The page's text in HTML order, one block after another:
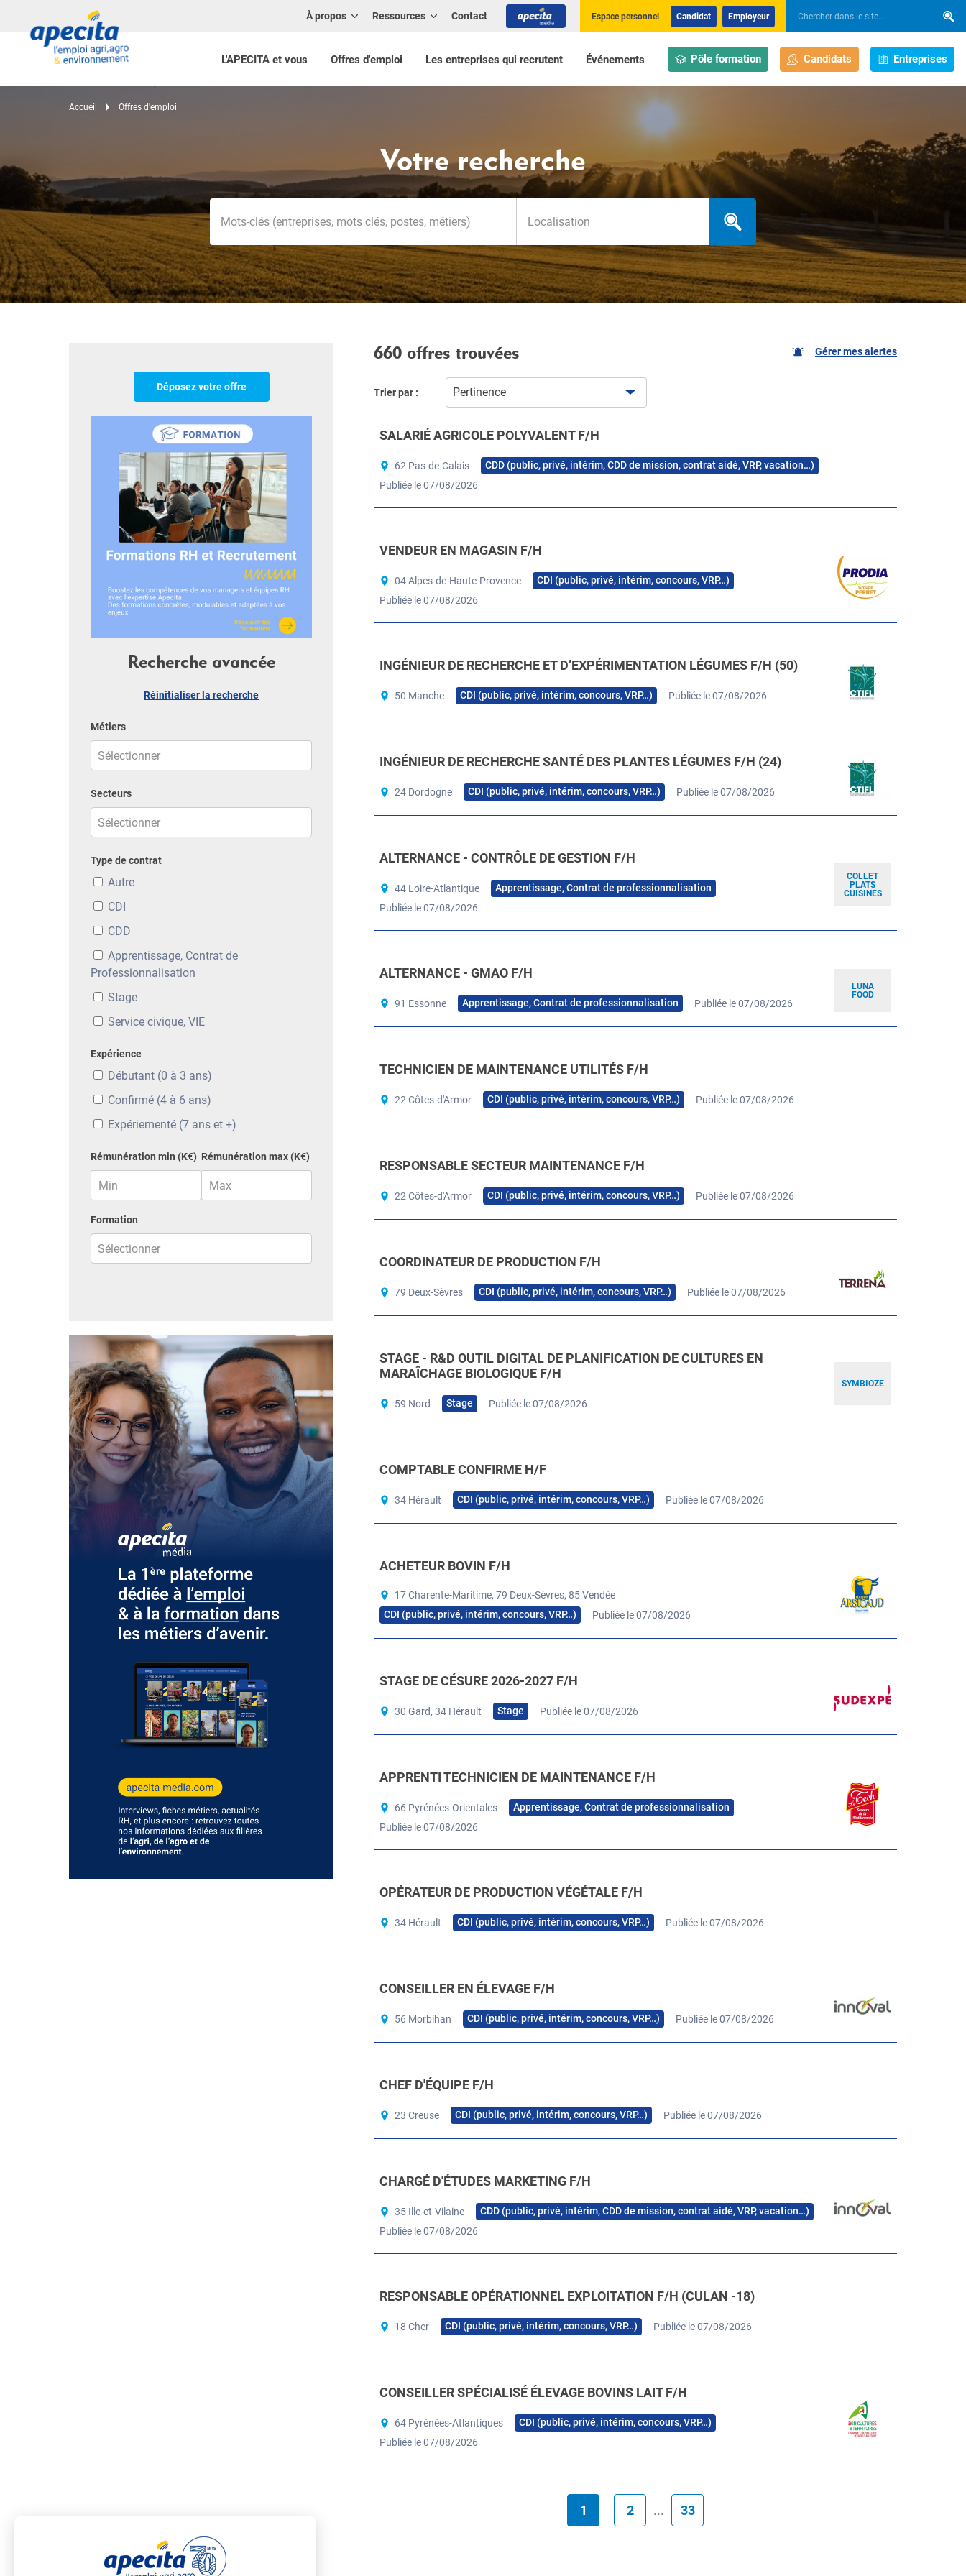
L'APECITA et vous Offres d'emploi Les entreprises qui recrutent Événements Pôle formation Candidats Entreprises
À propos Ressources Contact Espace personnel Candidat Employeur
Accueil Offres d'emploi
Votre recherche
Déposez votre offre
Recherche avancée
Réinitialiser la recherche
Métiers
Secteurs
Type de contrat
Autre
CDI
CDD
Apprentissage, Contrat de
Professionnalisation
Stage
Service civique, VIE
Expérience
Débutant (0 à 3 ans)
Confirmé (4 à 6 ans)
Expériementé (7 ans et +)
Rémunération min (K€) Rémunération max (K€)
Formation
660 offres trouvées Gérer mes alertes
Trier par : Pertinence
SALARIÉ AGRICOLE POLYVALENT F/H
62 Pas-de-Calais
CDD (public, privé, intérim, CDD de mission, contrat aidé, VRP, vacation…)
Publiée le 07/08/2026
VENDEUR EN MAGASIN F/H
04 Alpes-de-Haute-Provence
CDI (public, privé, intérim, concours, VRP…)
Publiée le 07/08/2026
INGÉNIEUR DE RECHERCHE ET D’EXPÉRIMENTATION LÉGUMES F/H (50)
50 Manche CDI (public, privé, intérim, concours, VRP…) Publiée le 07/08/2026
INGÉNIEUR DE RECHERCHE SANTÉ DES PLANTES LÉGUMES F/H (24)
24 Dordogne CDI (public, privé, intérim, concours, VRP…) Publiée le 07/08/2026
COLLET
PLATS
CUISINES
ALTERNANCE - CONTRÔLE DE GESTION F/H
44 Loire-Atlantique
Apprentissage, Contrat de professionnalisation
Publiée le 07/08/2026
LUNA
FOOD
ALTERNANCE - GMAO F/H
91 Essonne Apprentissage, Contrat de professionnalisation Publiée le 07/08/2026
TECHNICIEN DE MAINTENANCE UTILITÉS F/H
22 Côtes-d'Armor CDI (public, privé, intérim, concours, VRP…) Publiée le 07/08/2026
RESPONSABLE SECTEUR MAINTENANCE F/H
22 Côtes-d'Armor CDI (public, privé, intérim, concours, VRP…) Publiée le 07/08/2026
COORDINATEUR DE PRODUCTION F/H
79 Deux-Sèvres CDI (public, privé, intérim, concours, VRP…) Publiée le 07/08/2026
SYMBIOZE
STAGE - R&D OUTIL DIGITAL DE PLANIFICATION DE CULTURES EN
MARAÎCHAGE BIOLOGIQUE F/H
59 Nord Stage Publiée le 07/08/2026
COMPTABLE CONFIRME H/F
34 Hérault CDI (public, privé, intérim, concours, VRP…) Publiée le 07/08/2026
ACHETEUR BOVIN F/H
17 Charente-Maritime, 79 Deux-Sèvres, 85 Vendée
CDI (public, privé, intérim, concours, VRP…)
Publiée le 07/08/2026
STAGE DE CÉSURE 2026-2027 F/H
30 Gard, 34 Hérault Stage Publiée le 07/08/2026
APPRENTI TECHNICIEN DE MAINTENANCE F/H
66 Pyrénées-Orientales
Apprentissage, Contrat de professionnalisation
Publiée le 07/08/2026
OPÉRATEUR DE PRODUCTION VÉGÉTALE F/H
34 Hérault CDI (public, privé, intérim, concours, VRP…) Publiée le 07/08/2026
CONSEILLER EN ÉLEVAGE F/H
56 Morbihan CDI (public, privé, intérim, concours, VRP…) Publiée le 07/08/2026
CHEF D'ÉQUIPE F/H
23 Creuse CDI (public, privé, intérim, concours, VRP…) Publiée le 07/08/2026
CHARGÉ D'ÉTUDES MARKETING F/H
35 Ille-et-Vilaine
CDD (public, privé, intérim, CDD de mission, contrat aidé, VRP, vacation…)
Publiée le 07/08/2026
RESPONSABLE OPÉRATIONNEL EXPLOITATION F/H (CULAN -18)
18 Cher CDI (public, privé, intérim, concours, VRP…) Publiée le 07/08/2026
CONSEILLER SPÉCIALISÉ ÉLEVAGE BOVINS LAIT F/H
64 Pyrénées-Atlantiques
CDI (public, privé, intérim, concours, VRP…)
Publiée le 07/08/2026
1 2 ... 33